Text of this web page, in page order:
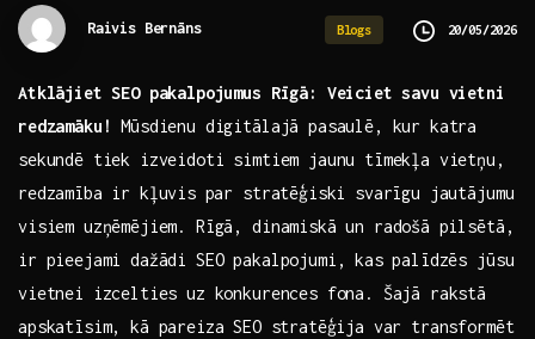
Raivis Bernāns Blogs 20/05/2026
Atklājiet SEO pakalpojumus Rīgā:​ Veiciet savu vietni
redzamāku! Mūsdienu‌ digitālajā pasaulē,‌ kur katra
sekundē tiek‍ izveidoti‌ simtiem jaunu tīmekļa vietņu,
redzamība ir kļuvis⁤ par stratēģiski svarīgu jautājumu
visiem uzņēmējiem. Rīgā, dinamiskā un radošā⁣ pilsētā,
​ir pieejami dažādi SEO pakalpojumi,⁣ kas ​palīdzēs jūsu
vietnei izcelties uz konkurences fona. Šajā rakstā
apskatīsim, kā pareiza ⁣SEO stratēģija var transformēt